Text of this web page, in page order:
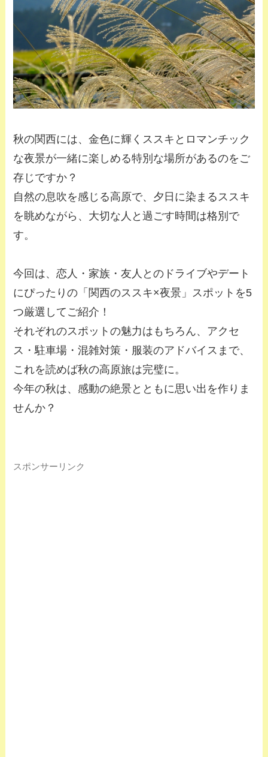
秋の関西には、金色に輝くススキとロマンチック
な夜景が一緒に楽しめる特別な場所があるのをご
存じですか？
自然の息吹を感じる高原で、夕日に染まるススキ
を眺めながら、大切な人と過ごす時間は格別で
す。
今回は、恋人・家族・友人とのドライブやデート
にぴったりの「関西のススキ×夜景」スポットを5
つ厳選してご紹介！
それぞれのスポットの魅力はもちろん、アクセ
ス・駐車場・混雑対策・服装のアドバイスまで、
これを読めば秋の高原旅は完璧に。
今年の秋は、感動の絶景とともに思い出を作りま
せんか？
スポンサーリンク